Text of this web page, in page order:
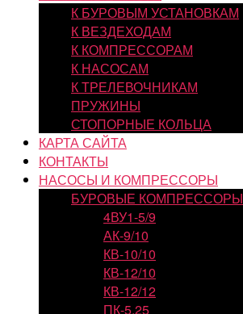
К БУРОВЫМ УСТАНОВКАМ
К ВЕЗДЕХОДАМ
К КОМПРЕССОРАМ
К НАСОСАМ
К ТРЕЛЕВОЧНИКАМ
ПРУЖИНЫ
СТОПОРНЫЕ КОЛЬЦА
КАРТА САЙТА
КОНТАКТЫ
НАСОСЫ И КОМПРЕССОРЫ
БУРОВЫЕ КОМПРЕССОРЫ
4ВУ1-5/9
АК-9/10
КВ-10/10
КВ-12/10
КВ-12/12
ПК-5,25